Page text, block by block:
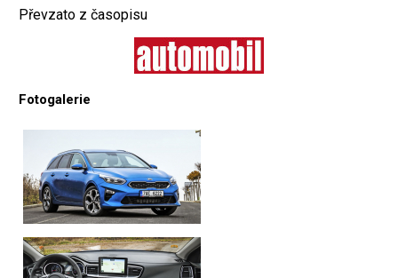
Převzato z časopisu
Fotogalerie